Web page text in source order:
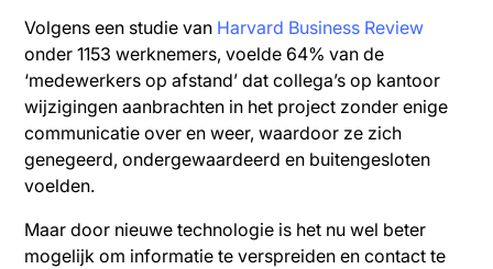
Volgens een studie van Harvard Business Review
onder 1153 werknemers, voelde 64% van de
‘medewerkers op afstand’ dat collega’s op kantoor
wijzigingen aanbrachten in het project zonder enige
communicatie over en weer, waardoor ze zich
genegeerd, ondergewaardeerd en buitengesloten
voelden.
Maar door nieuwe technologie is het nu wel beter
mogelijk om informatie te verspreiden en contact te